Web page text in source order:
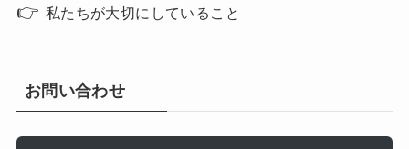
👉 私たちが大切にしていること
お問い合わせ